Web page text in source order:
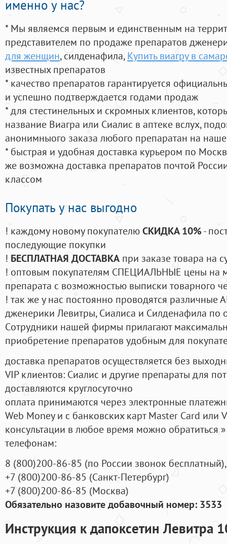
именно у нас?
* Мы являемся первым и единственным на
представителем по продаже препаратов
для женщин, силденафила, Купить виагру в
известных препаратов
* качество препаратов гарантируется
и успешно подтверждается годами продаж
* для стестинельных и скромных клиентов,
название Виагра или Сиалис в аптеке вслух,
анонимныого заказа любого препаратан на
* быстрая и удобная доставка курьером по
же возможна доставка препаратов почтой
классом
Покупать у нас выгодно
! каждому новому покупателюСКИДКА 10%-
последующие покупки
! БЕСПЛАТНАЯ ДОСТАВКА при заказе товара на
! оптовым покупателям СПЕЦИАЛЬНЫЕ цены на
препарата с возможностью выписки товарного
! так же у нас постоянно проводятся
дженерики Левитры, Сиалиса и Силденафила по
Cотрудники нашей фирмы прилагают
приобретение препаратов удобным для
доставка препаратов осуществляется без
VIP клиентов: Сиалис и другие препараты для
доставляются круглосуточно
оплата принимаются через электронные
Web Money и с банковских карт Master Card или
консультации в любое время можно обратиться
телефонам:
8 (800)200-86-85 (по России звонок бесплатный),
+7 (800)200-86-85 (Санкт-Петербург)
+7 (800)200-86-85 (Москва)
Обязательно назовите добавочный номер: 3533
Инструкция к дапоксетин Левитра